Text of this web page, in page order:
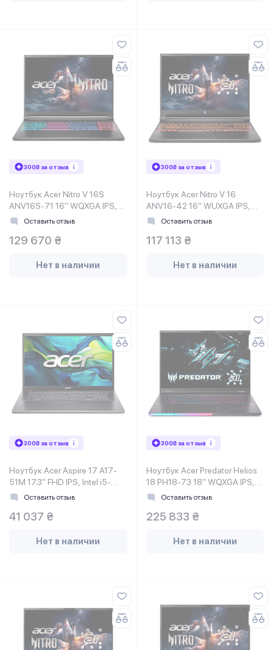
300₴ за отзыв
Ноутбук Acer Nitro V 16S
ANV16S-71 16" WQXGA IPS,
Intel 9-270H, 32GB, F1TB,
Оставить отзыв
129 670 ₴
Нет в наличии
300₴ за отзыв
Ноутбук Acer Nitro V 16
ANV16-42 16" WUXGA IPS,
AMD R7-260, 32GB, F1TB,
Оставить отзыв
117 113 ₴
Нет в наличии
300₴ за отзыв
Ноутбук Acer Aspire 17 A17-
51M 17.3" FHD IPS, Intel i5-
1334U, 32GB, F1TB, UMA, Lin,
Оставить отзыв
41 037 ₴
Нет в наличии
300₴ за отзыв
Ноутбук Acer Predator Helios
18 PH18-73 18" WQXGA IPS,
Intel U9-275HX, 64GB, F2TB,
Оставить отзыв
225 833 ₴
Нет в наличии